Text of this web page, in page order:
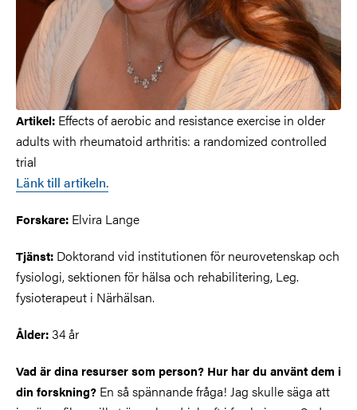
Artikel: Effects of aerobic and resistance exercise in older
adults with rheumatoid arthritis: a randomized controlled
trial
Länk till artikeln.
Forskare: Elvira Lange
Tjänst: Doktorand vid institutionen för neurovetenskap och
fysiologi, sektionen för hälsa och rehabilitering, Leg.
fysioterapeut i Närhälsan.
Ålder: 34 år
Vad är dina resurser som person? Hur har du använt dem i
din forskning? En så spännande fråga! Jag skulle säga att